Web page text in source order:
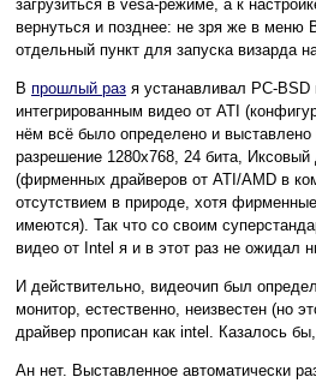
загрузиться в vesa-режиме, а к
вернуться и позднее: не зря же в меню
отдельный пункт для запуска визарда
В прошлый раз я устанавливал PC-BSD
интегрированным видео от ATI
нём всё было определено и выставлено
разрешение 1280x768, 24 бита, Иксовый
(фирменных драйверов от ATI/AMD в
отсутствием в природе, хотя
имеются). Так что со своим
видео от Intel я и в этот раз не ожидал
И действительно, видеочип был
монитор, естественно, неизвестен (но
драйвер прописан как intel. Казалось
Ан нет. Выставленное автоматически